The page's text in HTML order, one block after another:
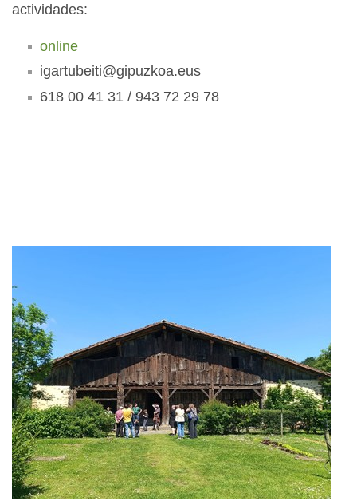
actividades:
online
igartubeiti@gipuzkoa.eus
618 00 41 31 / 943 72 29 78